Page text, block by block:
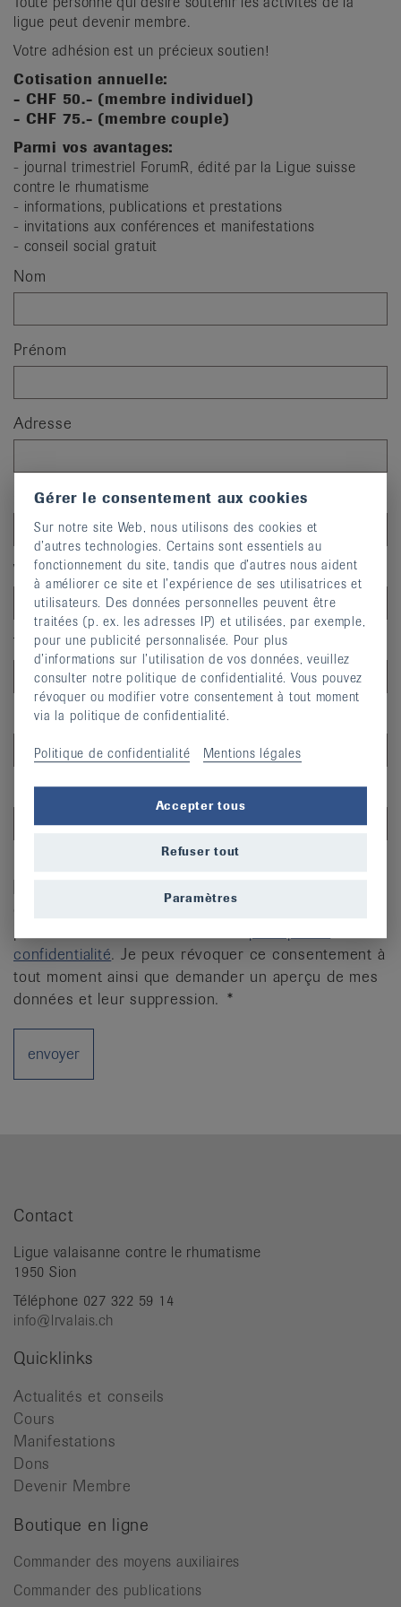
ligue peut devenir membre.
Votre adhésion est un précieux soutien!
Cotisation annuelle:
- CHF 50.- (membre individuel)
- CHF 75.- (membre couple)
Parmi vos avantages:
- journal trimestriel ForumR, édité par la Ligue suisse
contre le rhumatisme
- informations, publications et prestations
- invitations aux conférences et manifestations
- conseil social gratuit
Nom
Prénom
Adresse
Code postal
Ville
Téléphone
Email
Date de naissance
confidentialité. Je peux révoquer ce consentement à
tout moment ainsi que demander un aperçu de mes
données et leur suppression.
Contact
Ligue valaisanne contre le rhumatisme
1950 Sion
Téléphone 027 322 59 14
info@lrvalais.ch
Quicklinks
Actualités et conseils
Cours
Manifestations
Dons
Devenir Membre
Boutique en ligne
Commander des moyens auxiliaires
Commander des publications
Gérer le consentement aux cookies
Sur notre site Web, nous utilisons des cookies et
d’autres technologies. Certains sont essentiels au
fonctionnement du site, tandis que d’autres nous aident
à améliorer ce site et l’expérience de ses utilisatrices et
utilisateurs. Des données personnelles peuvent être
traitées (p. ex. les adresses IP) et utilisées, par exemple,
pour une publicité personnalisée. Pour plus
d’informations sur l’utilisation de vos données, veuillez
consulter notre politique de confidentialité. Vous pouvez
révoquer ou modifier votre consentement à tout moment
via la politique de confidentialité.
Politique de confidentialité Mentions légales
Accepter tous
Refuser tout
Paramètres